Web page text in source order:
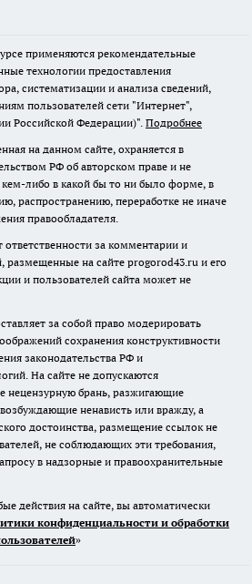
применяются рекомендательные
технологии предоставления
систематизации и анализа сведений,
пользователей сети "Интернет",
Российской Федерации)". Подробнее
на данном сайте, охраняется в
РФ об авторском праве и не
либо в какой бы то ни было форме, в
распространению, переработке не иначе
правообладателя.
ответственности за комментарии и
размещенные на сайте progorod43.ru и его
и пользователей сайта может не
за собой право модерировать
сохранения конструктивности
законодательства РФ и
На сайте не допускаются
нецензурную брань, разжигающие
ненависть или вражду, а
достоинства, размещение ссылок не
не соблюдающих эти требования,
в надзорные и правоохранительные
действия на сайте, вы автоматически
конфиденциальности и обработки
»